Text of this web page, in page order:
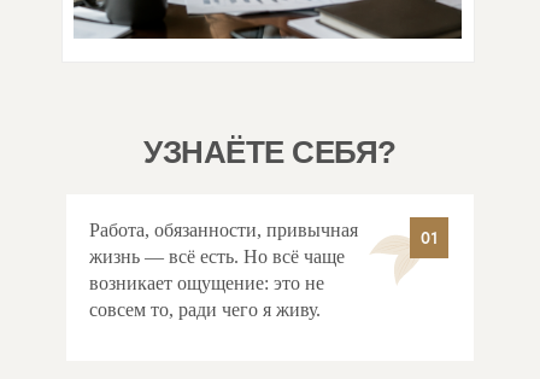
УЗНАЁТЕ СЕБЯ?
01
Работа, обязанности, привычная
жизнь — всё есть. Но всё чаще
возникает ощущение: это не
совсем то, ради чего я живу.